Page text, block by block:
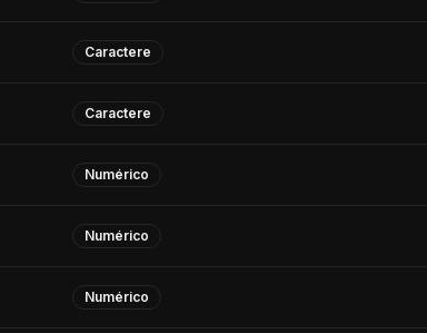
Caractere
Caractere
Numérico
Numérico
Numérico